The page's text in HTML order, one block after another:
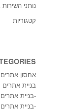
נותני
קטגוריות
אחסון אתרים
בניית אתרים
-בניית
-בניית